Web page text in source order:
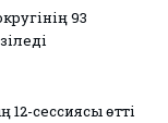
93
сессиясы өтті